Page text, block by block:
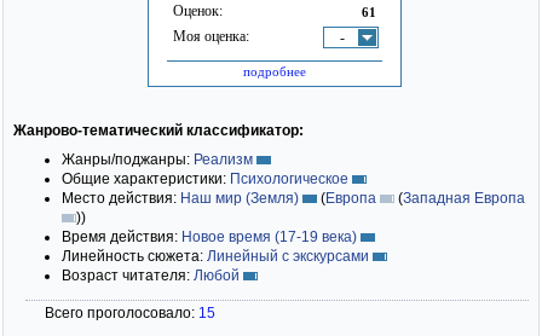
Оценок: 61
Моя оценка: -
подробнее
Жанрово-тематический классификатор:
Жанры/поджанры: Реализм
Общие характеристики: Психологическое
Место действия: Наш мир (Земля) (Европа (Западная Европа
))
Время действия: Новое время (17-19 века)
Линейность сюжета: Линейный с экскурсами
Возраст читателя: Любой
Всего проголосовало: 15